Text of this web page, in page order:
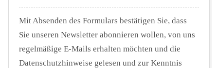
Mit Absenden des Formulars bestätigen Sie, dass
Sie unseren Newsletter abonnieren wollen, von uns
regelmäßige E-Mails erhalten möchten und die
Datenschutzhinweise gelesen und zur Kenntnis